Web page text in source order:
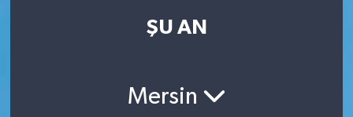
ŞU AN
Mersin
Son Dakika Haberleri